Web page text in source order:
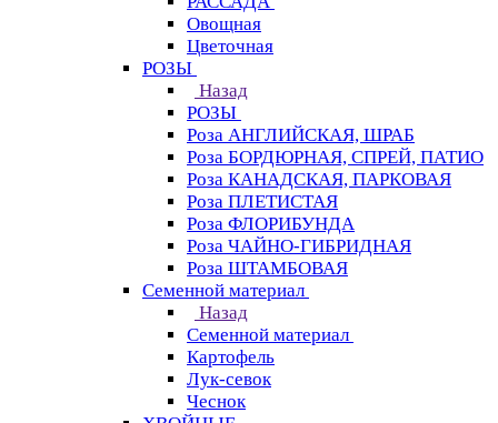
Овощная
Цветочная
РОЗЫ
Назад
РОЗЫ
Роза АНГЛИЙСКАЯ, ШРАБ
Роза БОРДЮРНАЯ, СПРЕЙ, ПАТИО
Роза КАНАДСКАЯ, ПАРКОВАЯ
Роза ПЛЕТИСТАЯ
Роза ФЛОРИБУНДА
Роза ЧАЙНО-ГИБРИДНАЯ
Роза ШТАМБОВАЯ
Семенной материал
Назад
Семенной материал
Картофель
Лук-севок
Чеснок